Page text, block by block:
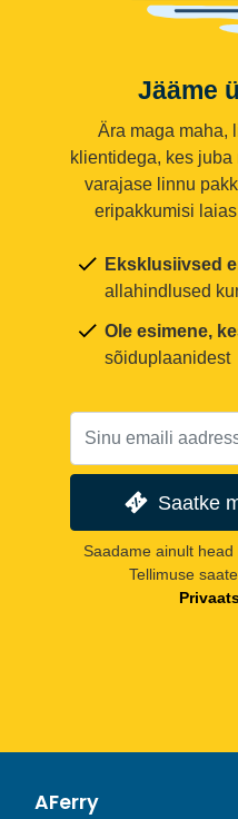
Jääme
Ära maga maha,
klientidega, kes
varajase linnu
eripakkumisi
Eksklusiivsed
allahindlused
Ole esimene,
sõiduplaanidest
Saatke
Saadame ainult
Tellimuse
AFerry